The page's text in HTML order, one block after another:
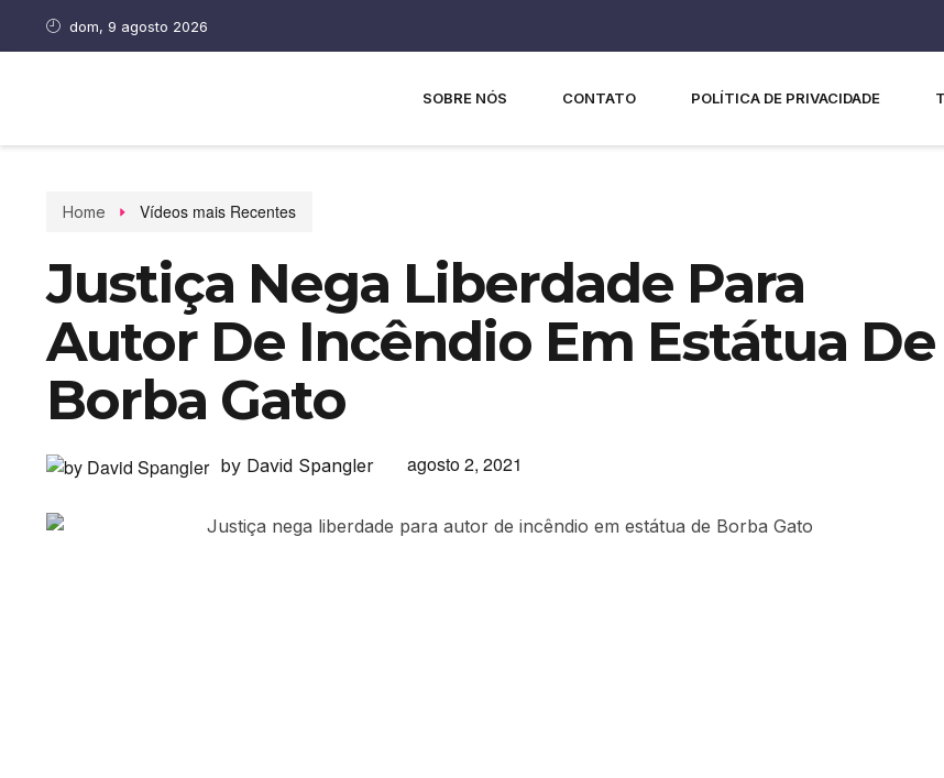
dom, 9 agosto 2026
SOBRE NÓS CONTATO POLÍTICA DE PRIVACIDADE
Home Vídeos mais Recentes
Justiça Nega Liberdade Para
Autor De Incêndio Em Estátua De
Borba Gato
by David Spangler agosto 2, 2021